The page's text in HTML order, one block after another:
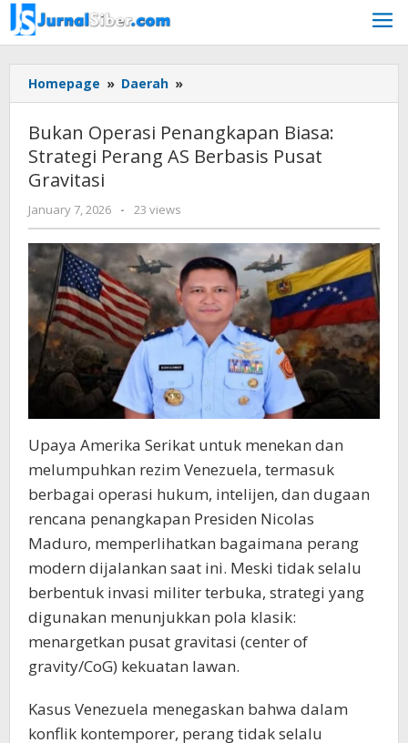
Skip
to
content
Homepage » Daerah »
Operasi
Biasa:
Strategi
Pusat
Gravitasi
Bukan Operasi Penangkapan Biasa:
Strategi Perang AS Berbasis Pusat
Gravitasi
January 7, 2026
by
faras
prakasa
- 23 views
Upaya Amerika Serikat untuk menekan dan
melumpuhkan rezim Venezuela, termasuk
berbagai operasi hukum, intelijen, dan dugaan
rencana penangkapan Presiden Nicolas
Maduro, memperlihatkan bagaimana perang
modern dijalankan saat ini. Meski tidak selalu
berbentuk invasi militer terbuka, strategi yang
digunakan menunjukkan pola klasik:
menargetkan pusat gravitasi (center of
gravity/CoG) kekuatan lawan.
Kasus Venezuela menegaskan bahwa dalam
konflik kontemporer, perang tidak selalu